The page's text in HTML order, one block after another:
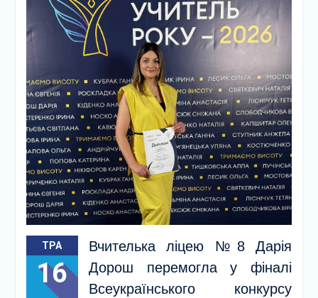
ТРА
16
Вчителька ліцею №8 Дарія
Дорош перемогла у фіналі
Всеукраїнського конкурсу